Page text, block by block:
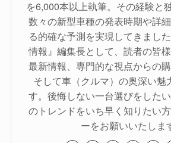
を6,000本以上執筆。その経験と
数々の新型車種の発表時期や詳
る的確な予測を実現してきまし
情報』編集長として、読者の皆
最新情報、専門的な視点からの購
そして車（クルマ）の奥深い魅
す。後悔しない一台選びをした
のトレンドをいち早く知りたい
ーをお願いいたしま